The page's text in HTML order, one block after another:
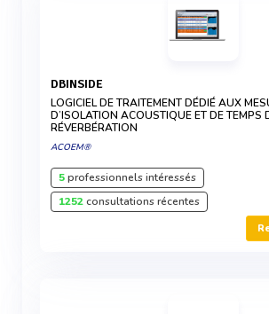
DBINSIDE
LOGICIEL DE TRAITEMENT DÉDIÉ AUX
D’ISOLATION ACOUSTIQUE ET DE TEMPS
RÉVERBÉRATION
ACOEM®
5professionnels intéressés
1252consultations récentes